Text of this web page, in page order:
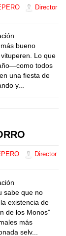
Director
bueno
Lo que
todos
una fiesta de
y...
Director
sabe que no
existencia de
de los Monos”
más
selv...